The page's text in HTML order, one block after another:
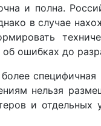
и полна.
в случае
ошибках до
нельзя
и